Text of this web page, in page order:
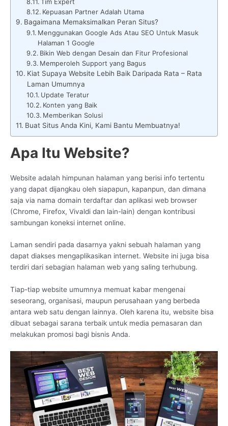
Kepuasan Partner Adalah Utama
Bagaimana Memaksimalkan Peran Situs?
Menggunakan Google Ads Atau SEO Untuk Masuk
Halaman 1 Google
Bikin Web dengan Desain dan Fitur Profesional
Memperoleh Support yang Bagus
Kiat Supaya Website Lebih Baik Daripada Rata – Rata
Laman Umumnya
Update Teratur
Konten yang Baik
Memberikan Solusi
Buat Situs Anda Kini, Kami Bantu Membuatnya!
Apa Itu Website?
Website adalah himpunan halaman yang berisi info tertentu
yang dapat dijangkau oleh siapapun, kapanpun, dan dimana
saja via nama domain terdaftar dan aplikasi web browser
(Chrome, Firefox, Vivaldi dan lain-lain) dengan kontribusi
sambungan koneksi internet online.
Laman sendiri pada dasarnya yakni sebuah halaman yang
dapat diakses mengaplikasikan internet. Website ini juga bisa
terdiri dari sebagian halaman web yang saling terhubung.
Tiap-tiap website umumnya memuat kabar mengenai
seseorang, organisasi, maupun perusahaan yang berbeda
antara web satu dengan lainnya. Oleh karena itu, website bisa
dibuat sebagai sarana terbaik untuk media pemasaran dan
melakukan promosi bagi bisnis Anda.